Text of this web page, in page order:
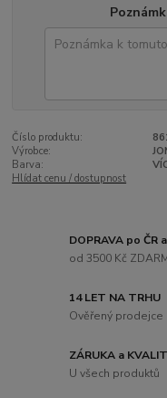
Číslo produktu:
Výrobce:
Barva:
Hlídat cenu / dostupnost
DOPRAVA po ČR
od 3500 Kč
14 LET NA TRHU
Ověřený prodejce
ZÁRUKA a
U všech produktů